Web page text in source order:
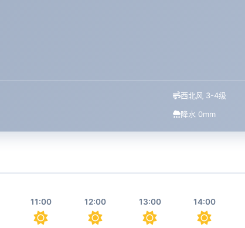
西北风 3-4级
降水 0mm
11:00 12:00 13:00 14:00